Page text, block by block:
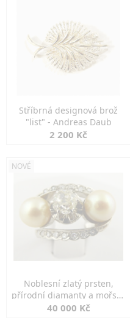
Stříbrná designová brož
"list" - Andreas Daub
2 200 Kč
NOVÉ
Noblesní zlatý prsten,
přírodní diamanty a mořské
perly
40 000 Kč